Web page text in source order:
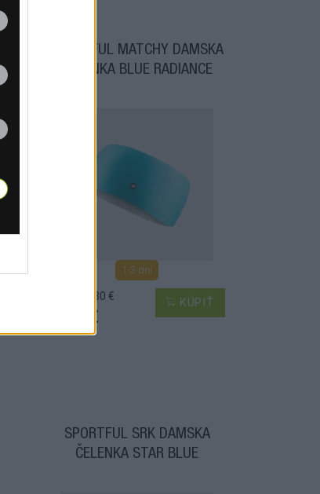
SPORTFUL MATCHY DÁMSKA
ČELENKA BLUE RADIANCE
1-3 dní
MOC: 15,30 €
6,30 €
KÚPIŤ
SPORTFUL SRK DÁMSKA
ČELENKA STAR BLUE